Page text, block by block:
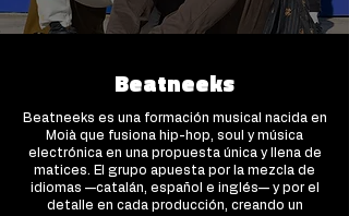
Beatneeks
Beatneeks es una formación musical nacida en
Moià que fusiona hip-hop, soul y música
electrónica en una propuesta única y llena de
matices. El grupo apuesta por la mezcla de
idiomas —catalán, español e inglés— y por el
detalle en cada producción, creando un